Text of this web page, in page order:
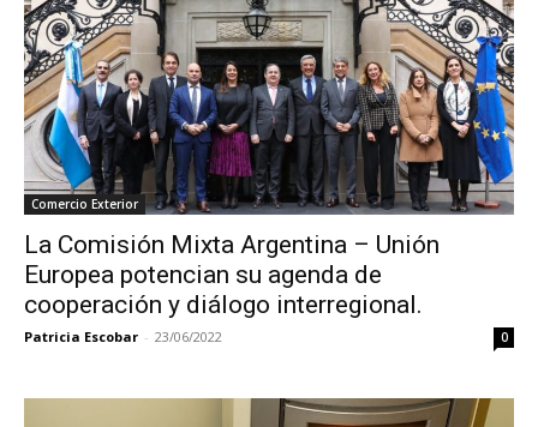
Comercio Exterior
La Comisión Mixta Argentina – Unión
Europea potencian su agenda de
cooperación y diálogo interregional.
Patricia Escobar - 23/06/2022 0